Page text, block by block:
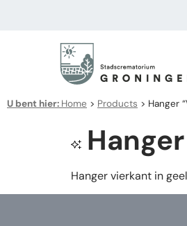
U bent hier: Home > Products > Hanger
Hanger vierkant in